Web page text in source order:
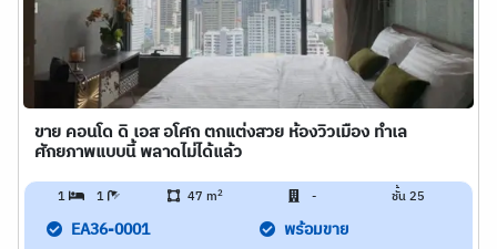
ขาย คอนโด ดิ เอส อโศก ตกแต่งสวย ห้องวิวเมือง ทำเล
ศักยภาพแบบนี้ พลาดไม่ได้แล้ว
1 1 47 m2 - ชั้น 25
EA36-0001 พร้อมขาย